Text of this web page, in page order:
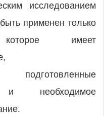
исследованием
применен только
имеет
необходимое